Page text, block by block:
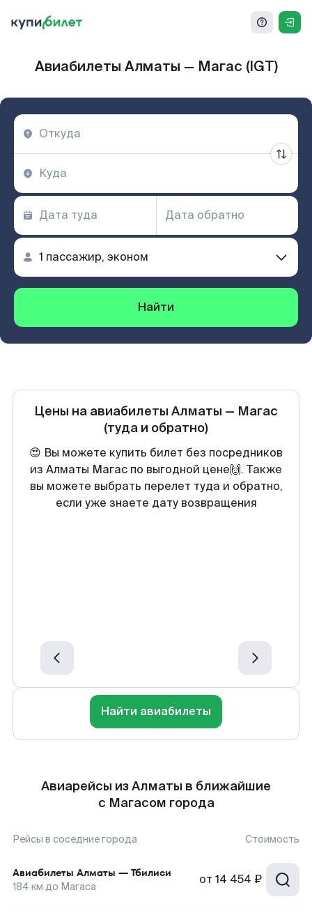
Авиабилеты Алматы — Магас (IGT)
Найти
Цены на авиабилеты Алматы — Магас
(туда и обратно)
😍 Вы можете купить билет без посредников
из Алматы Магас по выгодной цене🙌. Также
вы можете выбрать перелет туда и обратно,
если уже знаете дату возвращения
Найти авиабилеты
Авиарейсы из Алматы в ближайшие
с Магасом города
Рейсы в соседние города Стоимость
Авиабилеты Алматы — Тбилиси
184 км до Магаса от 14 454 ₽